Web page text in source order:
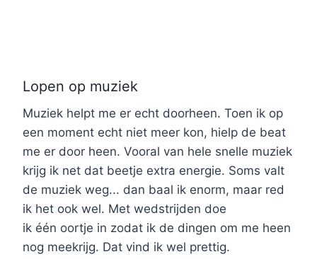
Lopen op muziek
Muziek helpt me er echt doorheen. Toen ik op
een moment echt niet meer kon, hielp de beat
me er door heen. Vooral van hele snelle muziek
krijg ik net dat beetje extra energie. Soms valt
de muziek weg... dan baal ik enorm, maar red
ik het ook wel. Met wedstrijden doe
ik één oortje in zodat ik de dingen om me heen
nog meekrijg. Dat vind ik wel prettig.